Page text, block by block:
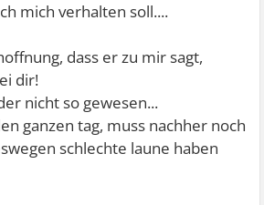
mich verhalten soll....
dass er zu mir sagt,
dir!
nicht so gewesen...
ganzen tag, muss nachher noch
schlechte laune haben